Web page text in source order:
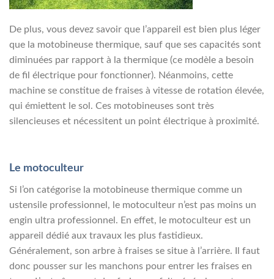
De plus, vous devez savoir que l’appareil est bien plus léger
que la motobineuse thermique, sauf que ses capacités sont
diminuées par rapport à la thermique (ce modèle a besoin
de fil électrique pour fonctionner). Néanmoins, cette
machine se constitue de fraises à vitesse de rotation élevée,
qui émiettent le sol. Ces motobineuses sont très
silencieuses et nécessitent un point électrique à proximité.
Le motoculteur
Si l’on catégorise la motobineuse thermique comme un
ustensile professionnel, le motoculteur n’est pas moins un
engin ultra professionnel. En effet, le motoculteur est un
appareil dédié aux travaux les plus fastidieux.
Généralement, son arbre à fraises se situe à l’arrière. Il faut
donc pousser sur les manchons pour entrer les fraises en